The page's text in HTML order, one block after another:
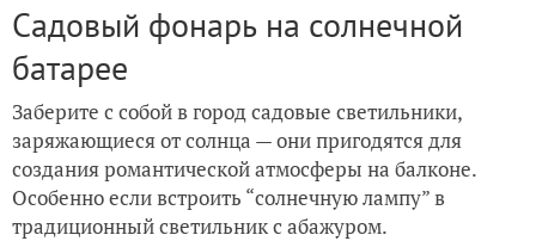
Садовый фонарь на солнечной
батарее
Заберите с собой в город садовые светильники,
заряжающиеся от солнца — они пригодятся для
создания романтической атмосферы на балконе.
Особенно если встроить “солнечную лампу” в
традиционный светильник с абажуром.